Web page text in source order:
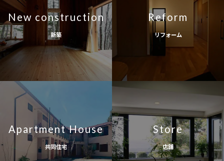
New construction
新築
Reform
リフォーム
Apartment House
共同住宅
Store
店舗